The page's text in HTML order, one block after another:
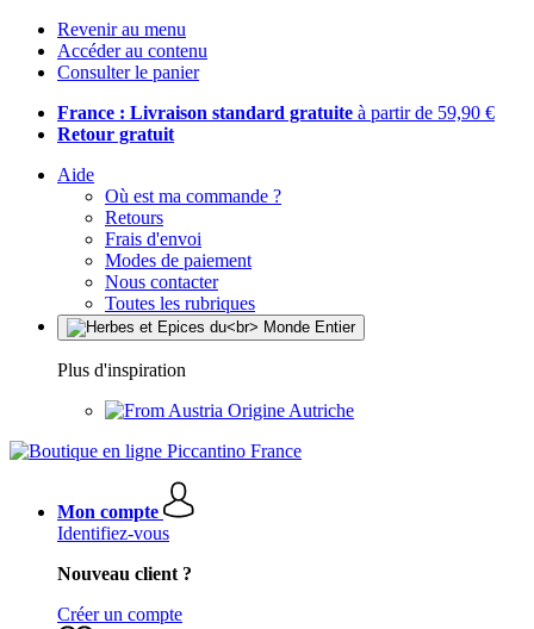
Revenir au menu
Accéder au contenu
Consulter le panier
France : Livraison standard gratuite à partir de 59,90 €
Retour gratuit
Aide
Où est ma commande ?
Retours
Frais d'envoi
Modes de paiement
Nous contacter
Toutes les rubriques
Plus d'inspiration
Origine Autriche
Mon compte
Identifiez-vous
Nouveau client ?
Créer un compte